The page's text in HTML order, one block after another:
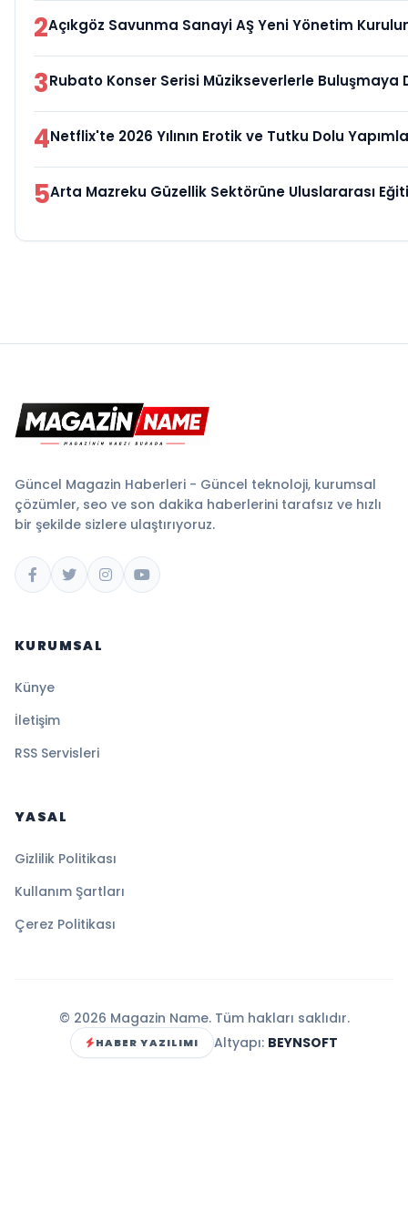
2Açıkgöz Savunma Sanayi AŞ Yeni Yönetim
3Rubato Konser Serisi Müzikseverlerle Buluşmaya
4Netflix'te 2026 Yılının Erotik ve Tutku Dolu
5Arta Mazreku Güzellik Sektörüne Uluslararası
Güncel Magazin Haberleri - Güncel teknoloji, kurumsal
çözümler, seo ve son dakika haberlerini tarafsız ve hızlı
bir şekilde sizlere ulaştırıyoruz.
KURUMSAL
Künye
İletişim
RSS Servisleri
YASAL
Gizlilik Politikası
Kullanım Şartları
Çerez Politikası
© 2026 Magazin Name. Tüm hakları saklıdır.
HABER YAZILIMI Altyapı: BEYNSOFT